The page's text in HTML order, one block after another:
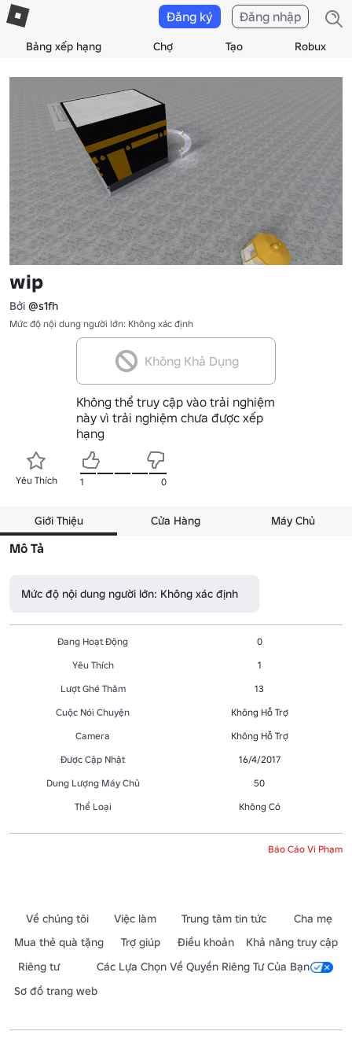
Bảng xếp hạng Chợ Tạo Robux
Đăng ký Đăng nhập
wip
Bởi @s1fh
Mức độ nội dung người lớn: Không xác định
Không Khả Dụng
Không thể truy cập vào trải nghiệm
này vì trải nghiệm chưa được xếp
hạng
Yêu Thích 1 0
Giới Thiệu Cửa Hàng Máy Chủ
Mô Tả
Mức độ nội dung người lớn: Không xác định
Đang Hoạt Động
0
Yêu Thích
1
Lượt Ghé Thăm
13
Cuộc Nói Chuyện
Không Hỗ Trợ
Camera
Không Hỗ Trợ
Được Cập Nhật
16/4/2017
Dung Lượng Máy Chủ
50
Thể Loại
Không Có
Báo Cáo Vi Phạm
Về chúng tôi Việc làm Trung tâm tin tức
Cha mẹ
Mua thẻ quà tặng
Trợ giúp Điều khoản
Khả năng truy cập
Riêng tư
Các Lựa Chọn Về Quyền Riêng Tư Của Bạn
Sơ đồ trang web